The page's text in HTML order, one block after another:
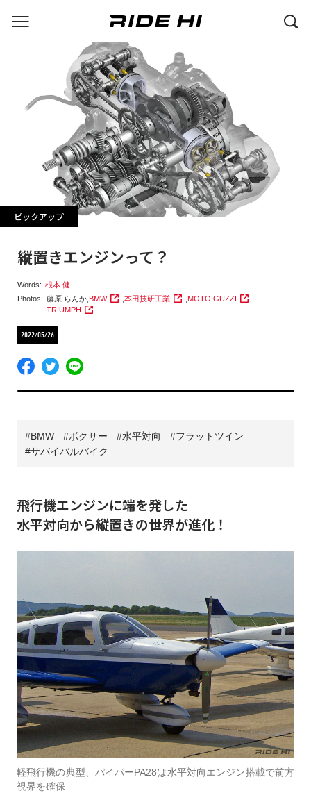
ピックアップ
縦置きエンジンって？
Words: 根本 健
Photos: 藤原 らんか ,BMW ,本田技研工業 ,MOTO GUZZI
TRIUMPH
2022/05/26
BMW ボクサー 水平対向
フラットツイン
サバイバルバイク
飛行機エンジンに端を発した
水平対向から縦置きの世界が進化！
軽飛行機の典型、パイパーPA28は水平対向エンジン搭載で前方
視界を確保